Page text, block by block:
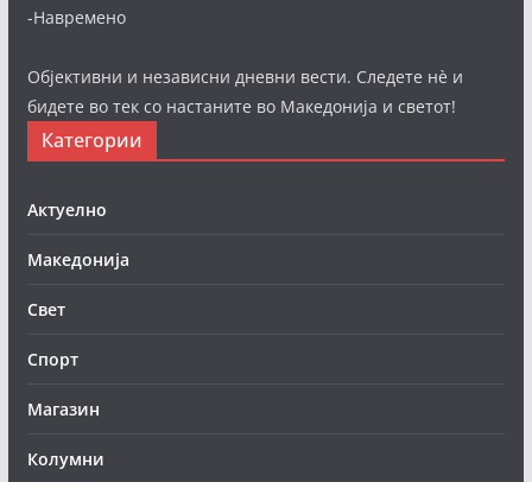
-Навремено
Објективни и независни дневни вести. Следете нè и
бидете во тек со настаните во Македонија и светот!
Категории
Актуелно
Македонија
Свет
Спорт
Магазин
Колумни